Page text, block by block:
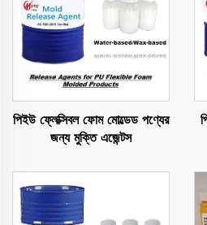
পিইউ ফ্লেক্সিবল ফোম মোল্ডেড পণ্যের
জন্য মুক্তি এজেন্টস